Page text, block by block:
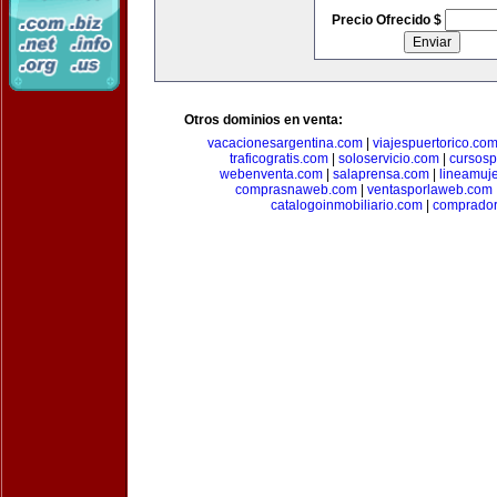
Precio Ofrecido $
Otros dominios en venta:
vacacionesargentina.com
viajespuertorico.com
traficogratis.com| soloservicio.com|
webenventa.com
salaprensa.com
comprasnaweb.com
ventasporlaweb.com
catalogoinmobiliario.com|